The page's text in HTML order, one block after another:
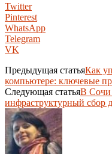
Twitter
Pinterest
WhatsApp
Telegram
VK
Предыдущая статьяКак
компьютере: ключевые
Следующая статьяВ Сочи
инфраструктурный сбор